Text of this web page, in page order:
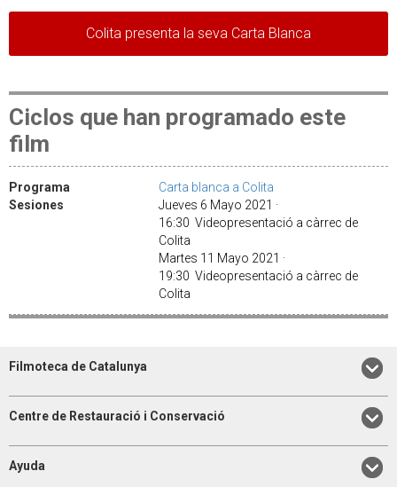
Colita presenta la seva Carta Blanca
Ciclos que han programado este
film
Programa
Carta blanca a Colita
Sesiones
Jueves 6 Mayo 2021 ·
16:30 Videopresentació a càrrec de
Colita
Martes 11 Mayo 2021 ·
19:30 Videopresentació a càrrec de
Colita
Filmoteca de Catalunya
Centre de Restauració i Conservació
Ayuda